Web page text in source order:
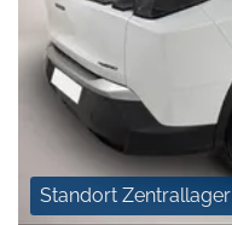
Standort Zentrallager